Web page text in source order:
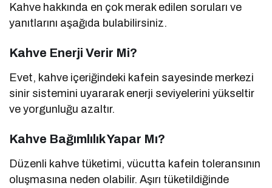
Kahve hakkında en çok merak edilen soruları ve
yanıtlarını aşağıda bulabilirsiniz.
Kahve Enerji Verir Mi?
Evet, kahve içeriğindeki kafein sayesinde merkezi
sinir sistemini uyararak enerji seviyelerini yükseltir
ve yorgunluğu azaltır.
Kahve Bağımlılık Yapar Mı?
Düzenli kahve tüketimi, vücutta kafein toleransının
oluşmasına neden olabilir. Aşırı tüketildiğinde